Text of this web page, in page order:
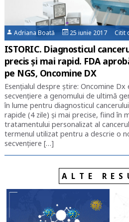
Adriana Boată 25 iunie 2017 Citit
ISTORIC. Diagnosticul
precis și mai rapid. FDA
pe NGS, Oncomine DX
Esențialul despre știre: Oncomine
secvențiere a genomului de ultimă
în lume pentru diagnosticul
rapide (4 zile) și mai precise, fiind în
tratamentului personalizat al
termenul utilizat pentru a descrie o
secvențiere […]
ALTE